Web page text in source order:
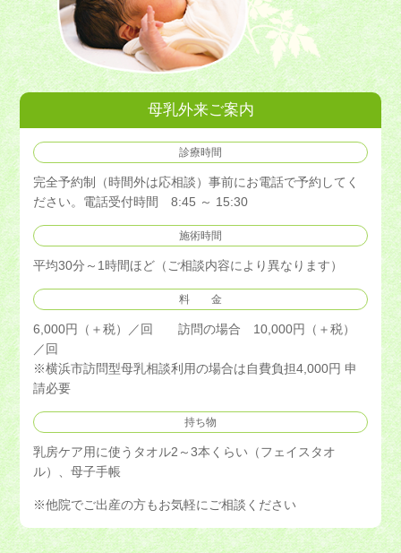
母乳外来ご案内
診療時間
完全予約制（時間外は応相談）事前にお電話で予約してく
ださい。電話受付時間 8:45 ～ 15:30
施術時間
平均30分～1時間ほど（ご相談内容により異なります）
料 金
6,000円（＋税）／回 訪問の場合 10,000円（＋税）
／回
※横浜市訪問型母乳相談利用の場合は自費負担4,000円 申
請必要
持ち物
乳房ケア用に使うタオル2～3本くらい（フェイスタオ
ル）、母子手帳
※他院でご出産の方もお気軽にご相談ください